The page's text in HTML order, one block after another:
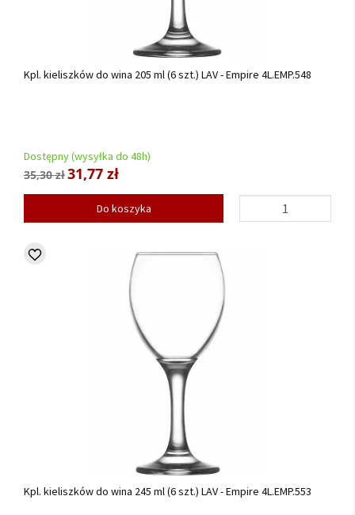
Kpl. kieliszków do wina 205 ml (6 szt.) LAV - Empire 4L.EMP.548
Dostępny (wysyłka do 48h)
35,30 zł31,77 zł
Do koszyka
Kpl. kieliszków do wina 245 ml (6 szt.) LAV - Empire 4L.EMP.553